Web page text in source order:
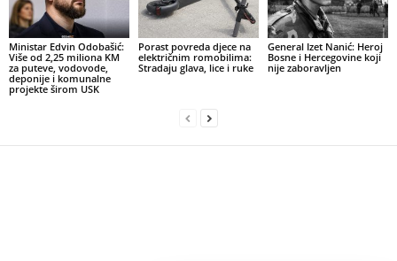
Ministar Edvin Odobašić:
Više od 2,25 miliona KM
za puteve, vodovode,
deponije i komunalne
projekte širom USK
Porast povreda djece na
električnim romobilima:
Stradaju glava, lice i ruke
General Izet Nanić: Heroj
Bosne i Hercegovine koji
nije zaboravljen